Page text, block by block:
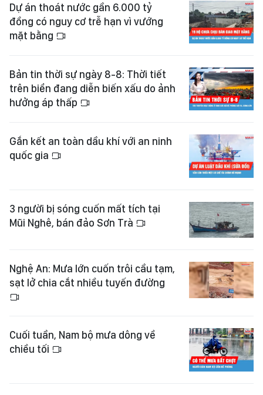
Dự án thoát nước gần 6.000 tỷ
đồng có nguy cơ trễ hạn vì vướng
mặt bằng
Bản tin thời sự ngày 8-8: Thời tiết
trên biển đang diễn biến xấu do ảnh
hưởng áp thấp
Gắn kết an toàn dầu khí với an ninh
quốc gia
3 người bị sóng cuốn mất tích tại
Mũi Nghê, bán đảo Sơn Trà
Nghệ An: Mưa lớn cuốn trôi cầu tạm,
sạt lở chia cắt nhiều tuyến đường
Cuối tuần, Nam bộ mưa dông về
chiều tối